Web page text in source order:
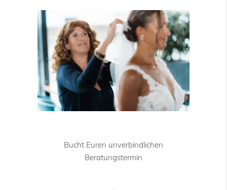
Bucht Euren unverbindlichen
Beratungstermin